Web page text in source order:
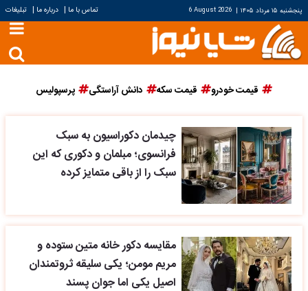
پنجشنبه ۱۵ مرداد ۱۴۰۵ |
6 August 2026 تماس با ما | درباره ما | تبلیغات
قیمت خودرو قیمت سکه دانش آراستگی پرسپولیس
چیدمان دکوراسیون به سبک
فرانسوی؛ مبلمان و دکوری که این
سبک را از باقی متمایز کرده
مقایسه دکور خانه متین ستوده و
مریم مومن؛ یکی سلیقه ثروتمندان
اصیل یکی اما جوان پسند